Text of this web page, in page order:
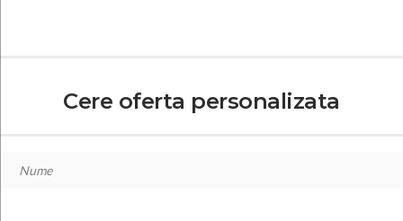
Cere oferta personalizata